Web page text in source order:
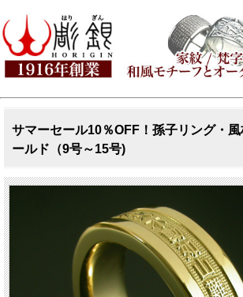
サマーセール10％OFF！孫子リング・
ールド（9号～15号)